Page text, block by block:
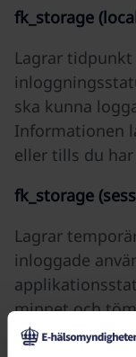
fk_storage
Lagrar
ska kunna
Informationen
eller tills du
fk_storage
Lagrar
inloggade
minnet och
eller avslutar